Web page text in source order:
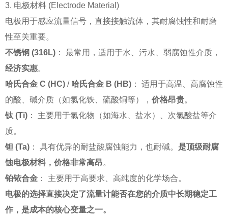
3. 电极材料 (Electrode Material)
电极用于感应流量信号，直接接触流体，其耐腐蚀性和耐磨
性至关重要。
不锈钢 (316L) ： 最常用，适用于水、污水、弱腐蚀性介质，
经济实惠。
哈氏合金 C (HC) / 哈氏合金 B (HB) ： 适用于高温、高腐蚀性
的酸、碱介质（如氯化铁、硫酸铜等）， 价格昂贵。
钛 (Ti) ： 主要用于氯化物（如海水、盐水）、次氯酸盐等介
质。
钽 (Ta) ： 具有优异的耐盐酸腐蚀能力，也耐碱。 是顶级耐腐
蚀电极材料，价格非常高昂。
铂铱合金 ： 主要用于高要求、高纯度的化学场合。
电极的选择直接决定了流量计能否在您的介质中长期稳定工
作，是成本的核心变量之一。